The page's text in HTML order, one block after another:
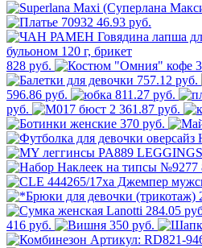
46.93 руб.
828 руб.
757.12 руб.
596.86 руб.
811.27 руб.
руб.
2 361.87 руб.
370 руб.
284.05
416 руб.
350 руб.